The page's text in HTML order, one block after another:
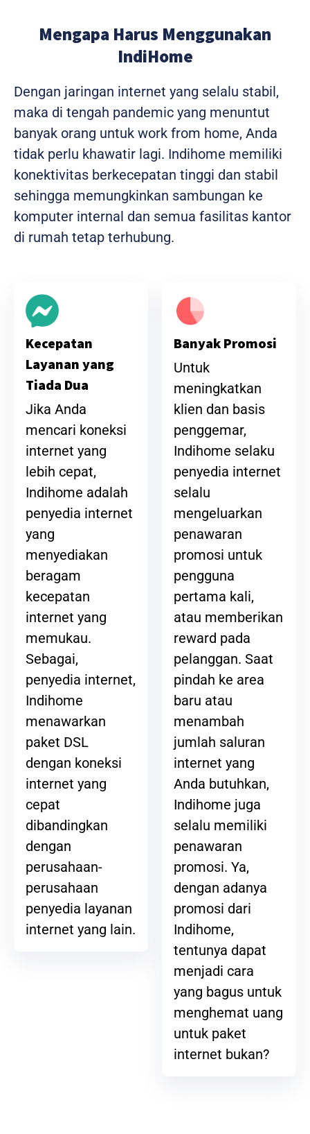
Mengapa Harus Menggunakan
IndiHome
Dengan jaringan internet yang selalu stabil,
maka di tengah pandemic yang menuntut
banyak orang untuk work from home, Anda
tidak perlu khawatir lagi. Indihome memiliki
konektivitas berkecepatan tinggi dan stabil
sehingga memungkinkan sambungan ke
komputer internal dan semua fasilitas kantor
di rumah tetap terhubung.
Kecepatan
Layanan yang
Tiada Dua
Jika Anda
mencari koneksi
internet yang
lebih cepat,
Indihome adalah
penyedia internet
yang
menyediakan
beragam
kecepatan
internet yang
memukau.
Sebagai,
penyedia internet,
Indihome
menawarkan
paket DSL
dengan koneksi
internet yang
cepat
dibandingkan
dengan
perusahaan-
perusahaan
penyedia layanan
internet yang lain.
Banyak Promosi
Untuk
meningkatkan
klien dan basis
penggemar,
Indihome selaku
penyedia internet
selalu
mengeluarkan
penawaran
promosi untuk
pengguna
pertama kali,
atau memberikan
reward pada
pelanggan. Saat
pindah ke area
baru atau
menambah
jumlah saluran
internet yang
Anda butuhkan,
Indihome juga
selalu memiliki
penawaran
promosi. Ya,
dengan adanya
promosi dari
Indihome,
tentunya dapat
menjadi cara
yang bagus untuk
menghemat uang
untuk paket
internet bukan?